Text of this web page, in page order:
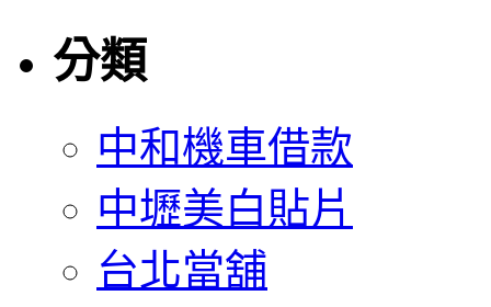
分類
中和機車借款
中壢美白貼片
台北當舖